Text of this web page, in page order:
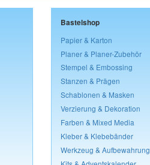
Bastelshop
Papier & Karton
Planer & Planer-Zubehör
Stempel & Embossing
Stanzen & Prägen
Schablonen & Masken
Verzierung & Dekoration
Farben & Mixed Media
Kleber & Klebebänder
Werkzeug & Aufbewahrung